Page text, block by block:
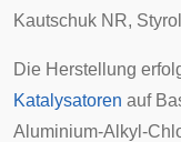
Kautschuk NR,
Die Herstellung
Katalysatoren auf
Aluminium-Alkyl-